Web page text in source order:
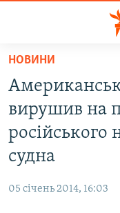
Перейти
основного
матеріалу
Перейти
до
основної
Перейти
ВОДА.КРИМ
ВІДЕО ТА ФОТО
НОВИНИ
вирушив на
російського
судна
05 січень 2014, 16:03